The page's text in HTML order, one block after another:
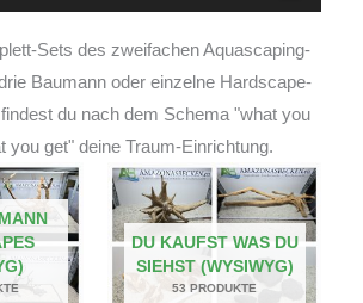
Sets des zweifachen Aquascaping-
Baumann oder einzelne Hardscape-
du nach dem Schema "what you
you get" deine Traum-Einrichtung.
DU KAUFST WAS DU
SIEHST (WYSIWYG)
53 PRODUKTE